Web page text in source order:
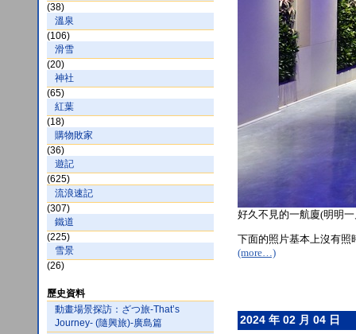
(38)
溫泉
(106)
滑雪
(20)
神社
(65)
紅葉
(18)
購物敗家
(36)
遊記
(625)
流浪速記
(307)
鐵道
(225)
雪景
(26)
歷史資料
動畫場景探訪：ざつ旅-That’s
Journey- (隨興旅)-廣島篇
好久不見的一航廈(明明
下面的照片基本上沒有照
(more…)
2024 年 02 月 04 日